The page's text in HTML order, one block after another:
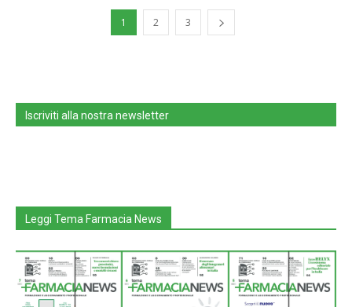
1 2 3
Iscriviti alla nostra newsletter
Leggi Tema Farmacia News